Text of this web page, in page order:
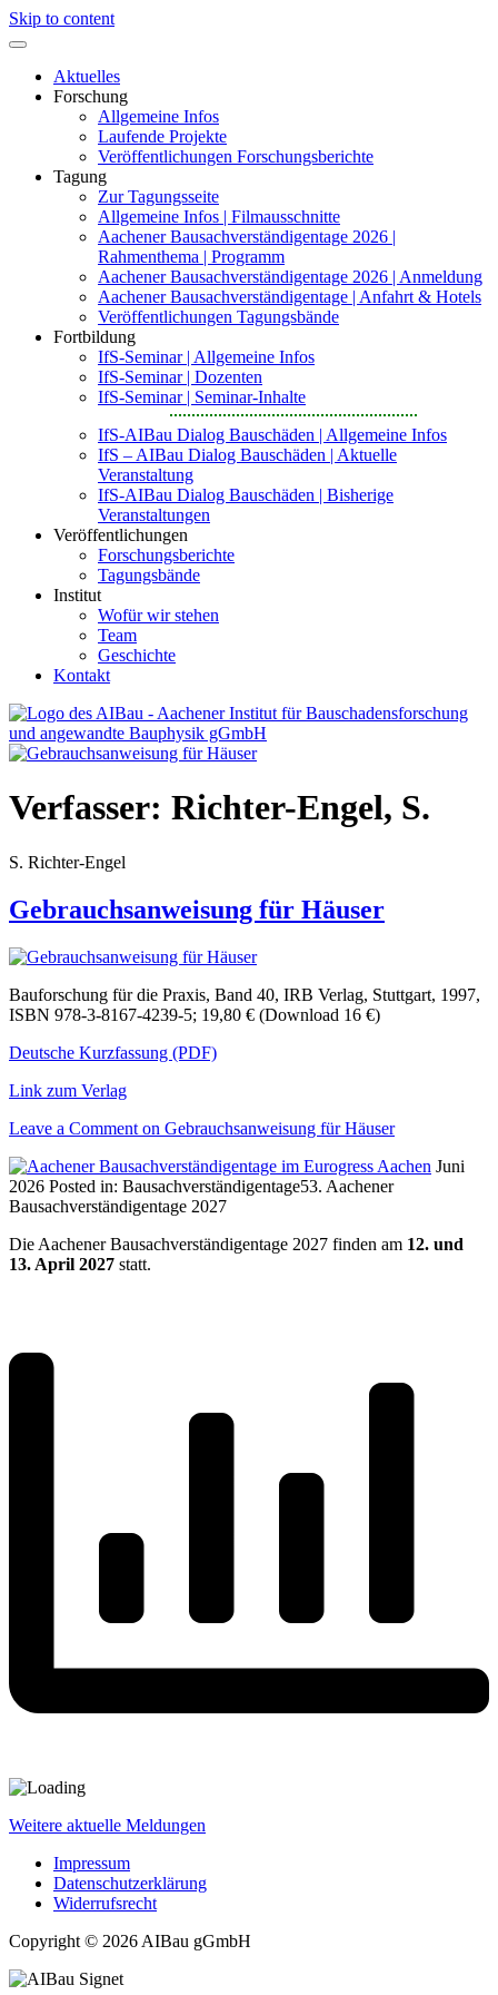
Skip to content
Aktuelles
Forschung
Allgemeine Infos
Laufende Projekte
Veröffentlichungen Forschungsberichte
Tagung
Zur Tagungsseite
Allgemeine Infos | Filmausschnitte
Aachener Bausachverständigentage 2026 |
Rahmenthema | Programm
Aachener Bausachverständigentage 2026 | Anmeldung
Aachener Bausachverständigentage | Anfahrt & Hotels
Veröffentlichungen Tagungsbände
Fortbildung
IfS-Seminar | Allgemeine Infos
IfS-Seminar | Dozenten
IfS-Seminar | Seminar-Inhalte
IfS-AIBau Dialog Bauschäden | Allgemeine Infos
IfS – AIBau Dialog Bauschäden | Aktuelle
Veranstaltung
IfS-AIBau Dialog Bauschäden | Bisherige
Veranstaltungen
Veröffentlichungen
Forschungsberichte
Tagungsbände
Institut
Wofür wir stehen
Team
Geschichte
Kontakt
angewandte Bauphysik
Verfasser: Richter-Engel, S.
S. Richter-Engel
Gebrauchsanweisung für Häuser
Bauforschung für die Praxis, Band 40, IRB Verlag, Stuttgart, 1997,
ISBN 978-3-8167-4239-5; 19,80 € (Download 16 €)
Deutsche Kurzfassung (PDF)
Link zum Verlag
Leave a Comment on Gebrauchsanweisung für Häuser
Juni
2026 Posted in: Bausachverständigentage53. Aachener
Bausachverständigentage 2027
Die Aachener Bausachverständigentage 2027 finden am 12. und
13. April 2027 statt.
Weitere aktuelle Meldungen
Impressum
Datenschutzerklärung
Widerrufsrecht
Copyright © 2026 AIBau gGmbH